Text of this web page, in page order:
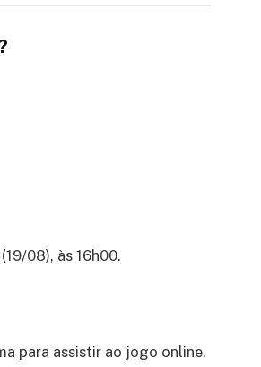
08), às 16h00.
para assistir ao jogo online.